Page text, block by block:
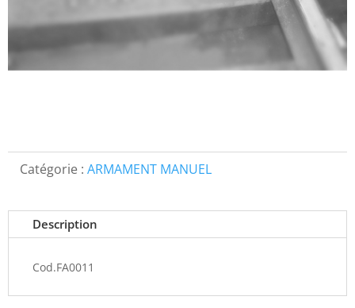
Catégorie : ARMAMENT MANUEL
Description
Cod.FA0011